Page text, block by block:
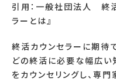
引用： 一般社団法人 終活
ラーとは』
終活カウンセラーに期待
どの終活に必要な幅広い
をカウンセリングし、専